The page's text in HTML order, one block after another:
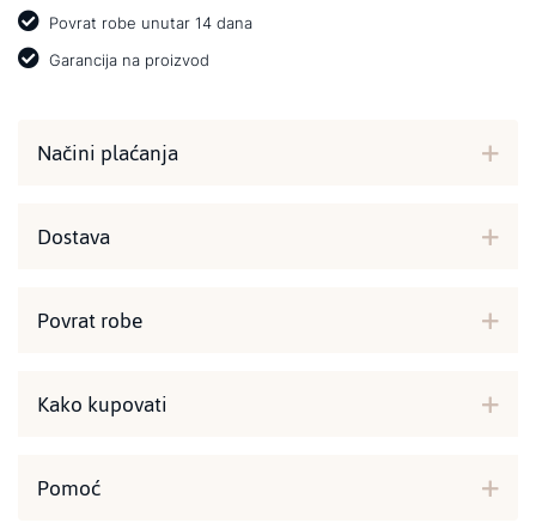
Povrat robe unutar 14 dana
Garancija na proizvod
Načini plaćanja
Dostava
Povrat robe
Kako kupovati
Pomoć